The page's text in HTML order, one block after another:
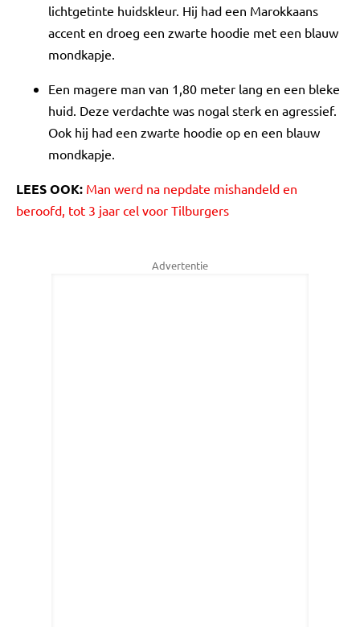
lichtgetinte huidskleur. Hij had een Marokkaans
accent en droeg een zwarte hoodie met een blauw
mondkapje.
Een magere man van 1,80 meter lang en een bleke
huid. Deze verdachte was nogal sterk en agressief.
Ook hij had een zwarte hoodie op en een blauw
mondkapje.
LEES OOK: Man werd na nepdate mishandeld en
beroofd, tot 3 jaar cel voor Tilburgers
Advertentie